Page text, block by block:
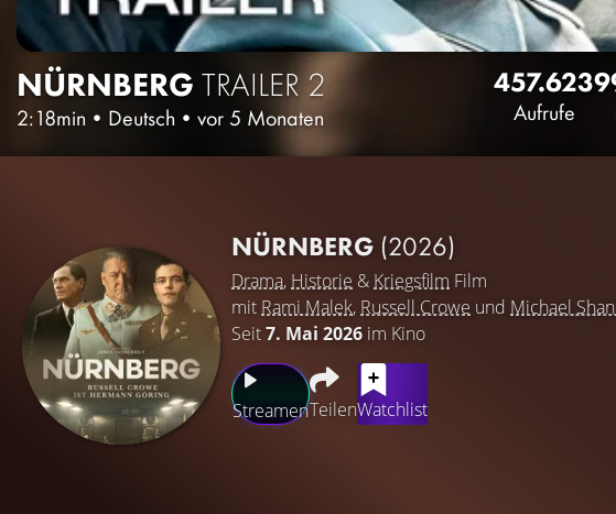
NÜRNBERG TRAILER 2
2:18min • Deutsch • vor 5 Monaten
457.623
Aufrufe
NÜRNBERG (2026)
Drama, Historie & Kriegsfilm Film
mit Rami Malek, Russell Crowe und Michael
Seit7. Mai 2026 im Kino
StreamenTeilenWatchlist